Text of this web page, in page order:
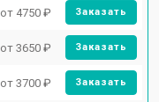
от 4750 ₽ Заказать
от 3650 ₽ Заказать
от 3700 ₽ Заказать